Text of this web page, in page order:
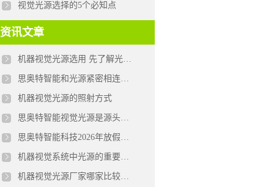
视觉光源选择的5个必知点
资讯文章
机器视觉光源选用 先了解光源的4个基础知识
思奥特智能和光源紧密相连，赋能自动化设备机器视觉，点亮产品未来！
机器视觉光源的照射方式
思奥特智能视觉光源是源头工厂吗？
思奥特智能科技2026年放假通知
机器视觉系统中光源的重要性及选择应用
机器视觉光源厂家哪家比较好？